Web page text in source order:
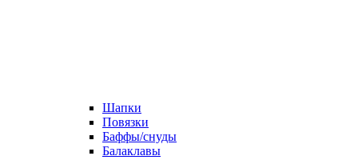
Шапки
Повязки
Баффы/снуды
Балаклавы